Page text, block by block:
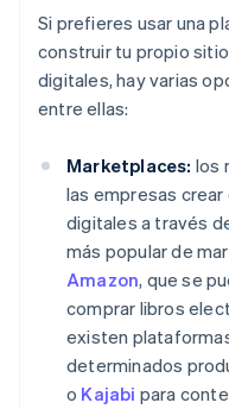
Si prefieres usar una
construir tu propio
digitales, hay varias
entre ellas:
Marketplaces: los
las empresas
digitales a través
más popular de
Amazon, que se
comprar libros
existen
determinados
o Kajabi para